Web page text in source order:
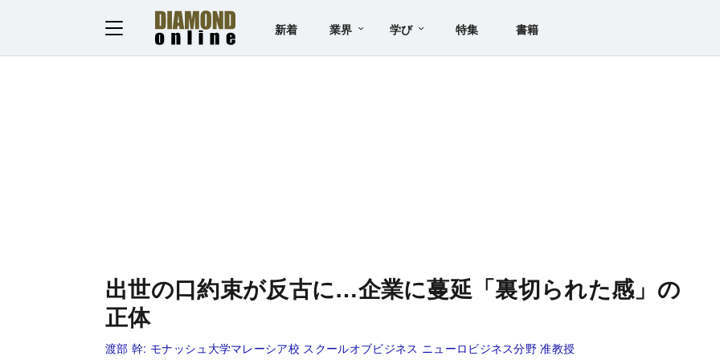
新着 業界 学び 特集 書籍
出世の口約束が反古に…企業に蔓延「裏切られた感」の
正体
渡部 幹: モナッシュ大学マレーシア校 スクールオブビジネス ニューロビジネス分野 准教授